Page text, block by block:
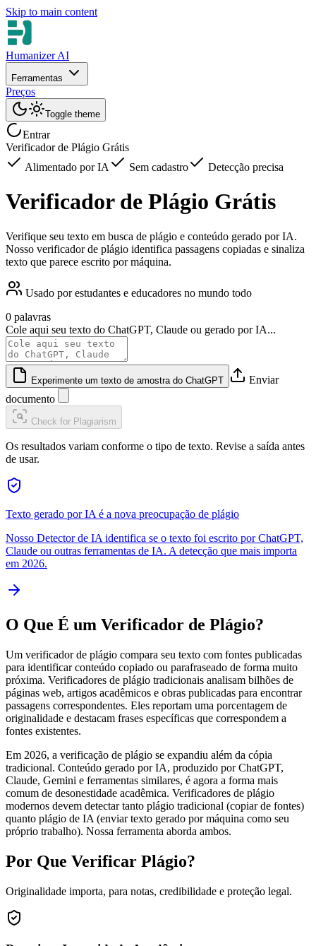
Skip to main content
Humanizer AI
Ferramentas
Preços
Toggle theme
Entrar
Verificador de Plágio Grátis
Alimentado por IA
Sem cadastro Detecção precisa
Verificador de Plágio Grátis
Verifique seu texto em busca de plágio e conteúdo gerado por IA.
Nosso verificador de plágio identifica passagens copiadas e sinaliza
texto que parece escrito por máquina.
Usado por estudantes e educadores no mundo todo
0 palavras
Cole aqui seu texto do ChatGPT, Claude ou gerado por IA...
Experimente um texto de amostra do ChatGPT
Enviar
documento
Check for Plagiarism
Os resultados variam conforme o tipo de texto. Revise a saída antes
de usar.
Texto gerado por IA é a nova preocupação de plágio
Nosso Detector de IA identifica se o texto foi escrito por ChatGPT,
Claude ou outras ferramentas de IA. A detecção que mais importa
em 2026.
O Que É um Verificador de Plágio?
Um verificador de plágio compara seu texto com fontes publicadas
para identificar conteúdo copiado ou parafraseado de forma muito
próxima. Verificadores de plágio tradicionais analisam bilhões de
páginas web, artigos acadêmicos e obras publicadas para encontrar
passagens correspondentes. Eles reportam uma porcentagem de
originalidade e destacam frases específicas que correspondem a
fontes existentes.
Em 2026, a verificação de plágio se expandiu além da cópia
tradicional. Conteúdo gerado por IA, produzido por ChatGPT,
Claude, Gemini e ferramentas similares, é agora a forma mais
comum de desonestidade acadêmica. Verificadores de plágio
modernos devem detectar tanto plágio tradicional (copiar de fontes)
quanto plágio de IA (enviar texto gerado por máquina como seu
próprio trabalho). Nossa ferramenta aborda ambos.
Por Que Verificar Plágio?
Originalidade importa, para notas, credibilidade e proteção legal.